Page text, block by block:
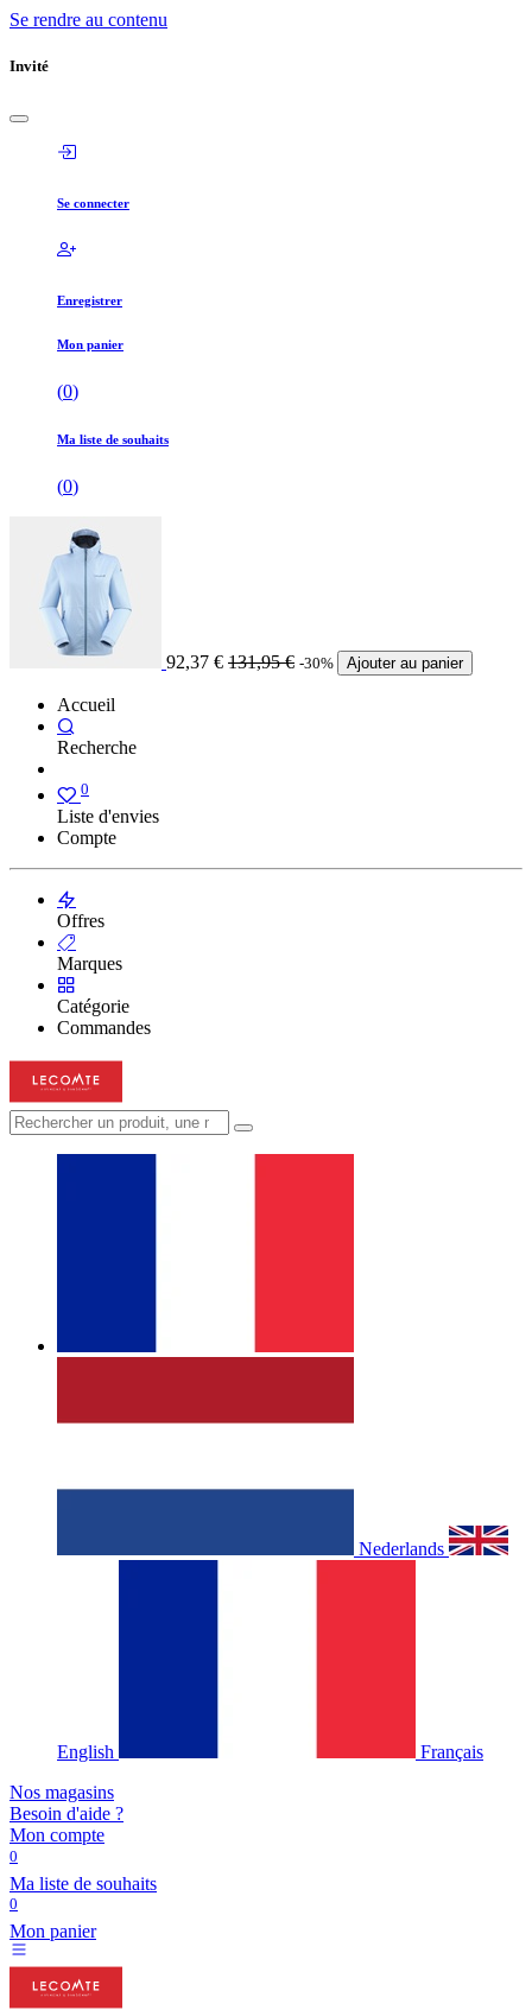
Se rendre au contenu
Invité
Se connecter
Enregistrer
Mon panier
(0)
Ma liste de souhaits
(0)
92,37 € 131,95€ -30% Ajouter au panier
Accueil
Recherche
0
Liste d'envies
Compte
Offres
Marques
Catégorie
Commandes
Nederlands
English
Français
Nos magasins
Besoin d'aide ?
Mon compte
0
Ma liste de souhaits
0
Mon panier